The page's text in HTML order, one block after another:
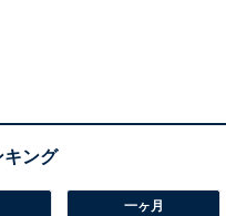
一ヶ月